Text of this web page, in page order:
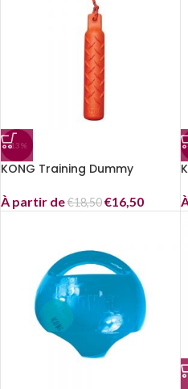
-13%
KONG Training Dummy
À partir de€18,50€16,50